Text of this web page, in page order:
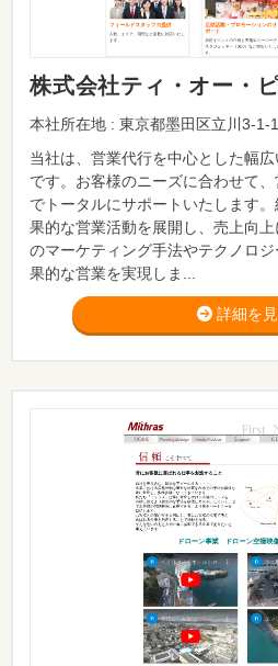
株式会社ティ・オー・
本社所在地 : 東京都墨田区立川3-
当社は、営業代行を中心とした幅
です。お客様のニーズに合わせて
でトータルにサポートいたします
果的な営業活動を展開し、売上向
のマーケティング手法やテクノロ
果的な営業を実現しま...
詳細を